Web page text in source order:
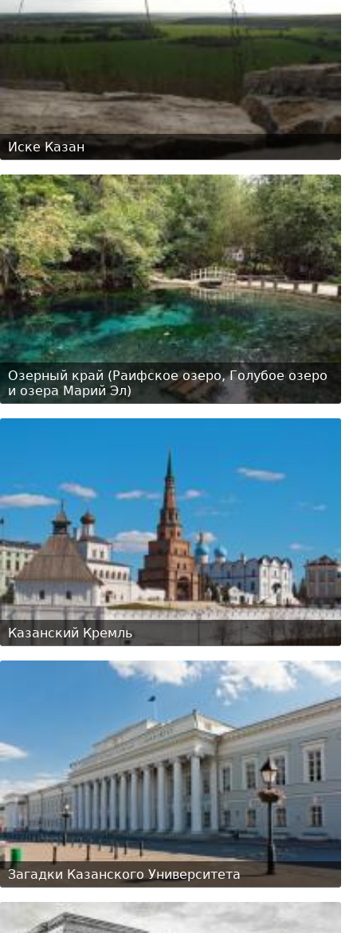
Иске Казан
Озерный край (Раифское озеро, Голубое озеро
и озера Марий Эл)
Казанский Кремль
Загадки Казанского Университета